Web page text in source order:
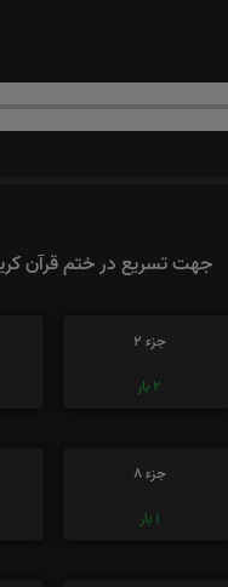
جهت تسریع در ختم قرآن
جزء 2
2 بار
جزء 8
1 بار